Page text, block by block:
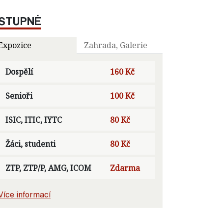
Zahrada, Galerie
Dospělí 160 Kč
Senioři 100 Kč
ISIC, ITIC, IYTC 80 Kč
Žáci, studenti 80 Kč
ZTP, ZTP/P, AMG, ICOM Zdarma
informací